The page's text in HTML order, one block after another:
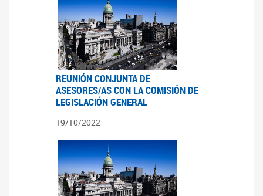
REUNIÓN CONJUNTA DE
ASESORES/AS CON LA COMISIÓN DE
LEGISLACIÓN GENERAL
19/10/2022